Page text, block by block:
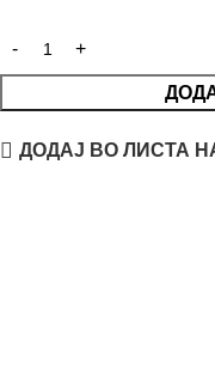
ДОДАЈ ВО ЛИСТА